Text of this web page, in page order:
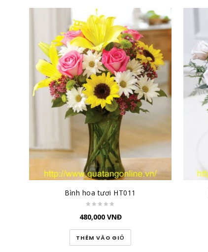
Bình hoa tươi HT011
480,000 VNĐ
THÊM VÀO GIỎ